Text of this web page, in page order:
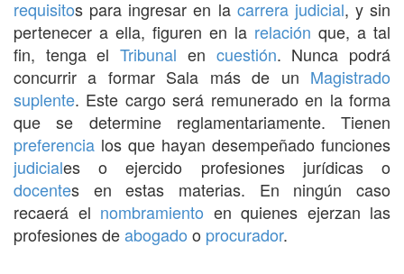
requisitos para ingresar en la carrera judicial, y sin
pertenecer a ella, figuren en la relación que, a tal
fin, tenga elTribunal en cuestión. Nunca podrá
concurrir a formar Sala más de un Magistrado
suplente. Este cargo será remunerado en la forma
que se determine reglamentariamente. Tienen
preferencia los que hayan desempeñado funciones
judiciales o ejercido profesiones jurídicas o
docentes en estas materias. En ningún caso
recaerá el nombramiento en quienes ejerzan las
profesiones deabogado o procurador.